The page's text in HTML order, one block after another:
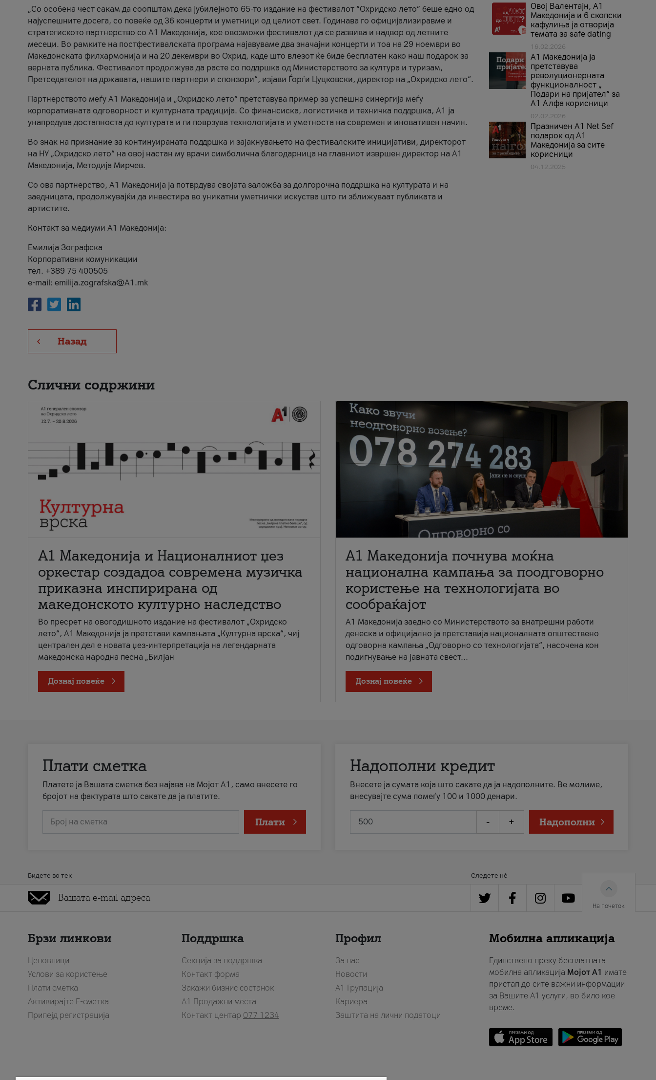
„Со особена чест сакам да соопштам дека јубилејното 65-то издание на фестивалот “Охридско лето” беше едно од
најуспешните досега, со повеќе од 36 концерти и уметници од целиот свет. Годинава го официјализиравме и
стратегиското партнерство со А1 Македонија, кое овозможи фестивалот да се развива и надвор од летните
месеци. Во рамките на постфестивалската програма најавуваме два значајни концерти и тоа на 29 ноември во
Македонската филхармонија и на 20 декември во Охрид, каде што влезот ќе биде бесплатен како наш подарок за
верната публика. Фестивалот продолжува да расте со поддршка од Министерството за култура и туризам,
Претседателот на државата, нашите партнери и спонзори“, изјави Ѓорѓи Цуцковски, директор на „Охридско лето“.
Партнерството меѓу A1 Македонија и „Охридско лето“ претставува пример за успешна синергија меѓу
корпоративната одговорност и културната традиција. Со финансиска, логистичка и техничка поддршка, A1 ја
унапредува достапноста до културата и ги поврзува технологијата и уметноста на современ и иновативен начин.
Во знак на признание за континуираната поддршка и зајакнувањето на фестивалските иницијативи, директорот
на НУ „Охридско лето“ на овој настан му врачи симболична благодарница на главниот извршен директор на A1
Македонија, Методија Мирчев.
Со ова партнерство, A1 Македонија ја потврдува својата заложба за долгорочна поддршка на културата и на
заедницата, продолжувајќи да инвестира во уникатни уметнички искуства што ги зближуваат публиката и
артистите.
Контакт за медиуми А1 Македонија:
Емилија Зографска
Корпоративни комуникации
тел. +389 75 400505
e-mail: emilija.zografska@A1.mk
Назад
Овој Валентајн, A1
Македонија и 6 скопски
кафулиња ја отворија
темата за safe dating
16.02.2026
А1 Македонија ја
претставува
револуционерната
функционалност „
Подари на пријател“ за
А1 Алфа корисници
02.02.2026
Празничен A1 Net Sеf
подарок од А1
Македонија за сите
корисници
04.12.2025
Слични содржини
А1 Македонија и Националниот џез
оркестар создадоа современа музичка
приказна инспирирана од
македонското културно наследство
Во пресрет на овогодишното издание на фестивалот „Охридско
лето“, А1 Македонија ја претстави кампањата „Културна врска“, чиј
централен дел е новата џез-интерпретација на легендарната
македонска народна песна „Билјан
Дознај повеќе
A1 Македонија почнува моќна
национална кампања за поодговорно
користење на технологијата во
сообраќајот
A1 Македонија заедно со Министерството за внатрешни работи
денеска и официјално ја претставија националната општествено
одговорна кампања „Одговорно со технологијата“, насочена кон
подигнување на јавната свест...
Дознај повеќе
Плати сметка
Платете ја Вашата сметка без најава на Мојот А1, само внесете го
бројот на фактурата што сакате да ја платите.
Број на сметка Плати
Надополни кредит
Внесете ја сумата која што сакате да ја надополните. Ве молиме,
внесувајте сума помеѓу 100 и 1000 денари.
- + Надополни
Бидете во тек Следете нè
На почеток
Брзи линкови
Ценовници
Услови за користење
Плати сметка
Активирајте Е-сметка
Припејд регистрација
Поддршка
Секција за поддршка
Контакт форма
Закажи бизнис состанок
A1 Продажни места
Контакт центар 077 1234
Профил
За нас
Новости
А1 Групација
Кариера
Заштита на лични податоци
Мобилна апликација
Единствено преку бесплатната
мобилна апликација Мојот A1 имате
пристап до сите важни информации
за Вашите A1 услуги, во било кое
време.